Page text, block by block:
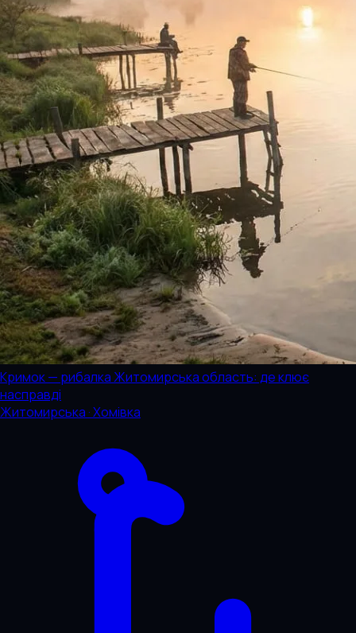
Кримок — рибалка Житомирська область: де клює
насправді
Житомирська · Хомівка